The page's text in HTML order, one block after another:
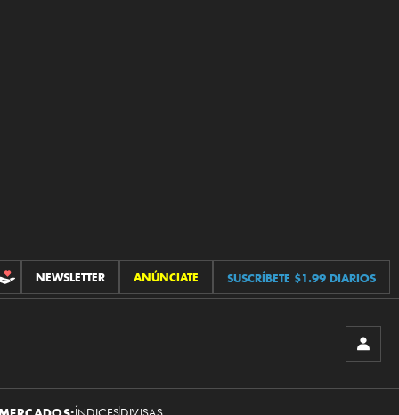
CONTRIBUCIONES
NEWSLETTER ANÚNCIATE SUSCRÍBETE $1.99 DIARIOS
ÍNDICESDIVISAS